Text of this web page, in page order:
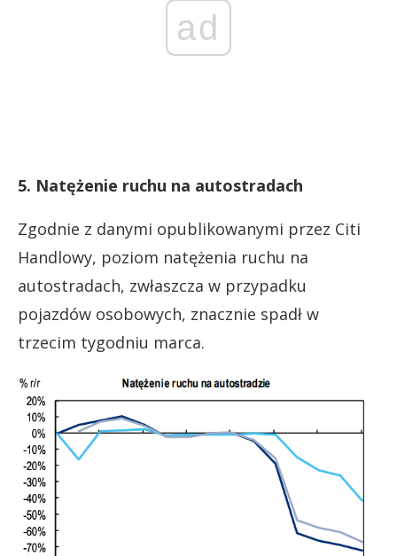
ad
5. Natężenie ruchu na autostradach
Zgodnie z danymi opublikowanymi przez Citi
Handlowy, poziom natężenia ruchu na
autostradach, zwłaszcza w przypadku
pojazdów osobowych, znacznie spadł w
trzecim tygodniu marca.